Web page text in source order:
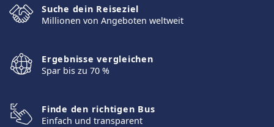
Suche dein Reiseziel
Millionen von Angeboten weltweit
Ergebnisse vergleichen
Spar bis zu 70 %
Finde den richtigen Bus
Einfach und transparent